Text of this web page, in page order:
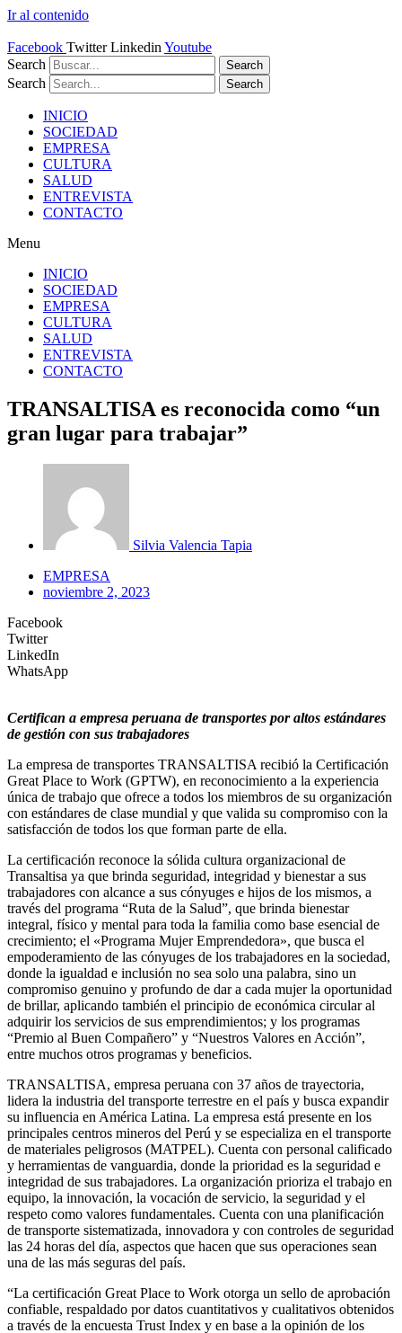
Ir al contenido
Facebook Twitter Linkedin Youtube
Search
Search
Search Search
INICIO
SOCIEDAD
EMPRESA
CULTURA
SALUD
ENTREVISTA
CONTACTO
Menu
INICIO
SOCIEDAD
EMPRESA
CULTURA
SALUD
ENTREVISTA
CONTACTO
TRANSALTISA es reconocida como “un
gran lugar para trabajar”
Silvia Valencia Tapia
EMPRESA
noviembre 2, 2023
Facebook
Twitter
LinkedIn
WhatsApp
Certifican a empresa peruana de transportes por altos estándares
de gestión con sus trabajadores
La empresa de transportes TRANSALTISA recibió la Certificación
Great Place to Work (GPTW), en reconocimiento a la experiencia
única de trabajo que ofrece a todos los miembros de su organización
con estándares de clase mundial y que valida su compromiso con la
satisfacción de todos los que forman parte de ella.
La certificación reconoce la sólida cultura organizacional de
Transaltisa ya que brinda seguridad, integridad y bienestar a sus
trabajadores con alcance a sus cónyuges e hijos de los mismos, a
través del programa “Ruta de la Salud”, que brinda bienestar
integral, físico y mental para toda la familia como base esencial de
crecimiento; el «Programa Mujer Emprendedora», que busca el
empoderamiento de las cónyuges de los trabajadores en la sociedad,
donde la igualdad e inclusión no sea solo una palabra, sino un
compromiso genuino y profundo de dar a cada mujer la oportunidad
de brillar, aplicando también el principio de económica circular al
adquirir los servicios de sus emprendimientos; y los programas
“Premio al Buen Compañero” y “Nuestros Valores en Acción”,
entre muchos otros programas y beneficios.
TRANSALTISA, empresa peruana con 37 años de trayectoria,
lidera la industria del transporte terrestre en el país y busca expandir
su influencia en América Latina. La empresa está presente en los
principales centros mineros del Perú y se especializa en el transporte
de materiales peligrosos (MATPEL). Cuenta con personal calificado
y herramientas de vanguardia, donde la prioridad es la seguridad e
integridad de sus trabajadores. La organización prioriza el trabajo en
equipo, la innovación, la vocación de servicio, la seguridad y el
respeto como valores fundamentales. Cuenta con una planificación
de transporte sistematizada, innovadora y con controles de seguridad
las 24 horas del día, aspectos que hacen que sus operaciones sean
una de las más seguras del país.
“La certificación Great Place to Work otorga un sello de aprobación
confiable, respaldado por datos cuantitativos y cualitativos obtenidos
a través de la encuesta Trust Index y en base a la opinión de los